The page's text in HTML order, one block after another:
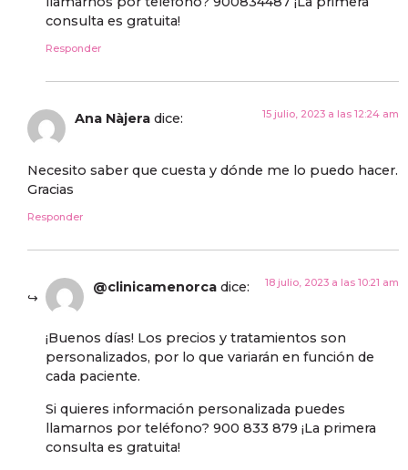
consulta es gratuita!
Responder
Ana Nàjera dice: 15 julio, 2023 a las 12:24 am
Necesito saber que cuesta y dónde me lo puedo hacer.
Gracias
Responder
@clinicamenorca dice: 18 julio, 2023 a las 10:21 am
¡Buenos días! Los precios y tratamientos son
personalizados, por lo que variarán en función de
cada paciente.
Si quieres información personalizada puedes
llamarnos por teléfono? 900 833 879 ¡La primera
consulta es gratuita!